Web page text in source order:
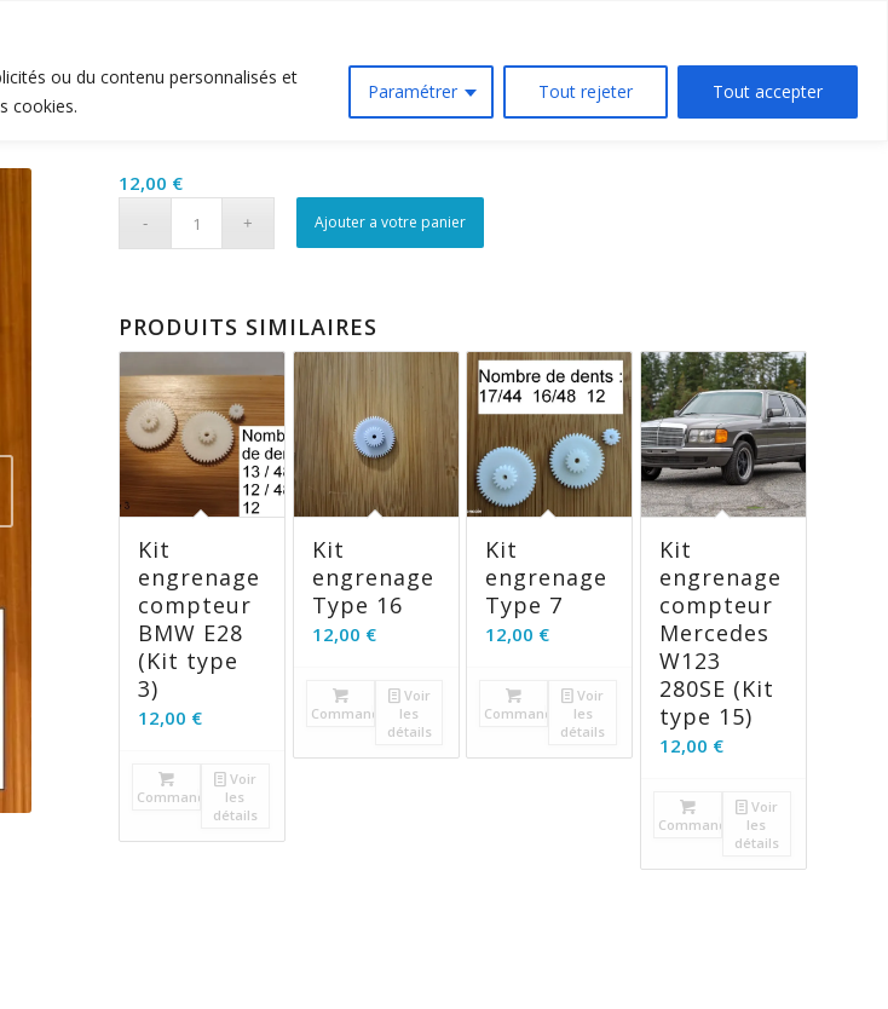
ou du contenu personnalisés et
cookies.
Paramétrer Tout rejeter Tout accepter
12,00 €
Ajouter a votre panier
PRODUITS SIMILAIRES
Kit
engrenage
compteur
BMW E28
(Kit type
3)
12,00 €
Commander
Voir
les
détails
Kit
engrenage
Type 16
12,00 €
Commander
Voir
les
détails
Kit
engrenage
Type 7
12,00 €
Commander
Voir
les
détails
Kit
engrenage
compteur
Mercedes
W123
280SE (Kit
type 15)
12,00 €
Commander
Voir
les
détails